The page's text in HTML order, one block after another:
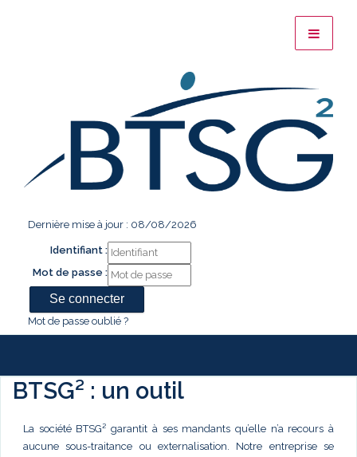
Dernière mise à jour : 08/08/2026
Identifiant :
Mot de passe :
Mot de passe oublié ?
BTSG² : un outil
La société BTSG² garantit à ses mandants qu’elle n’a recours à
aucune sous-traitance ou externalisation. Notre entreprise se